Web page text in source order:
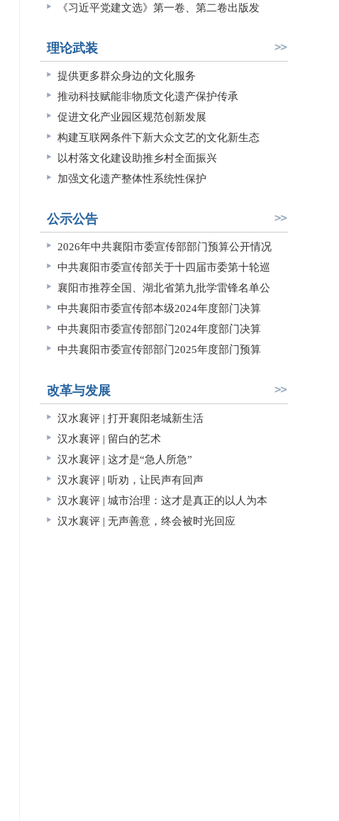
《习近平党建文选》第一卷、第二卷出版发
理论武装
提供更多群众身边的文化服务
推动科技赋能非物质文化遗产保护传承
促进文化产业园区规范创新发展
构建互联网条件下新大众文艺的文化新生态
以村落文化建设助推乡村全面振兴
加强文化遗产整体性系统性保护
公示公告
2026年中共襄阳市委宣传部部门预算公开情况
中共襄阳市委宣传部关于十四届市委第十轮巡
襄阳市推荐全国、湖北省第九批学雷锋名单公
中共襄阳市委宣传部本级2024年度部门决算
中共襄阳市委宣传部部门2024年度部门决算
中共襄阳市委宣传部部门2025年度部门预算
改革与发展
汉水襄评 | 打开襄阳老城新生活
汉水襄评 | 留白的艺术
汉水襄评 | 这才是“急人所急”
汉水襄评 | 听劝，让民声有回声
汉水襄评 | 城市治理：这才是真正的以人为本
汉水襄评 | 无声善意，终会被时光回应